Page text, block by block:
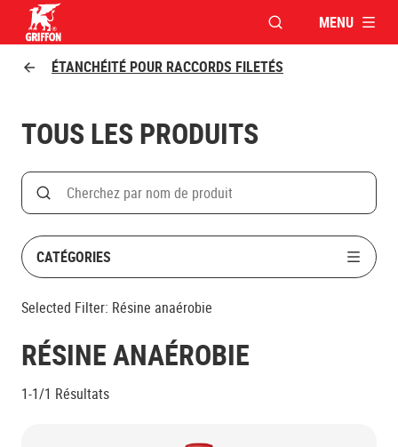
Griffon logo
OUVRIR LAMENU
ÉTANCHÉITÉ POUR RACCORDS FILETÉS
TOUS LES PRODUITS
Search
Rechercher par nom de produit
CATÉGORIES
Selected Filter: Résine anaérobie
RÉSINE ANAÉROBIE
1-1/1 Résultats